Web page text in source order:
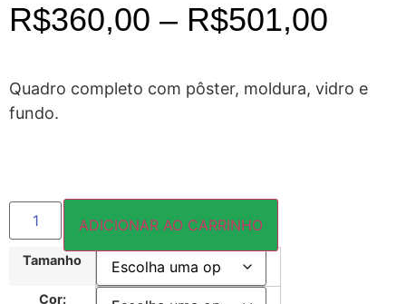
R$360,00 – R$501,00
Quadro completo com pôster, moldura, vidro e
fundo.
Tamanho
Cor:
ADICIONAR AO CARRINHO